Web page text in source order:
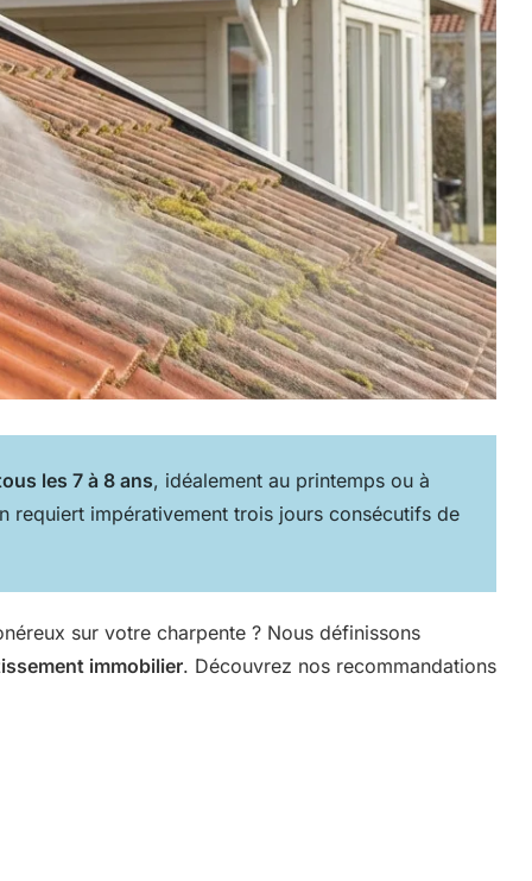
les 7 à 8 ans, idéalement au printemps ou à
requiert impérativement trois jours consécutifs de
sur votre charpente ? Nous définissons
immobilier. Découvrez nos recommandations